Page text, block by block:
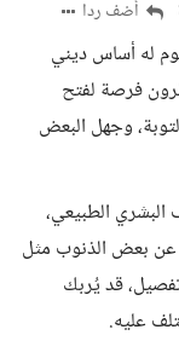
أضف ردا
له أساس ديني
فرصة لفتح
وجهل البعض
الطبيعي،
عن بعض الذنوب مثل
قد يُربك
عليه.